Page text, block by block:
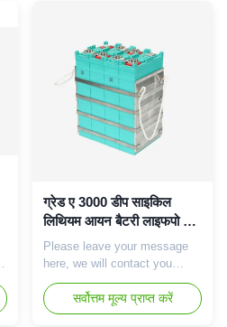
Instantaneous discharge rate
3C ( 10s ) End of discharge
voltage 11.2V Working
temperatur...
ग्रेड ए 3000 डीप साइकिल
लिथियम आयन बैटरी लाइफपो 4
सेल 100ah 3.2 वी
Please leave your message
here, we will contact you
soon. Item Specification
Model GBS-12V100Ah-E
Rated capacity 100Ah
सर्वोत्तम मूल्य प्राप्त करें